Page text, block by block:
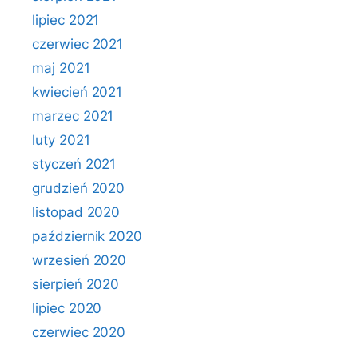
lipiec 2021
czerwiec 2021
maj 2021
kwiecień 2021
marzec 2021
luty 2021
styczeń 2021
grudzień 2020
listopad 2020
październik 2020
wrzesień 2020
sierpień 2020
lipiec 2020
czerwiec 2020